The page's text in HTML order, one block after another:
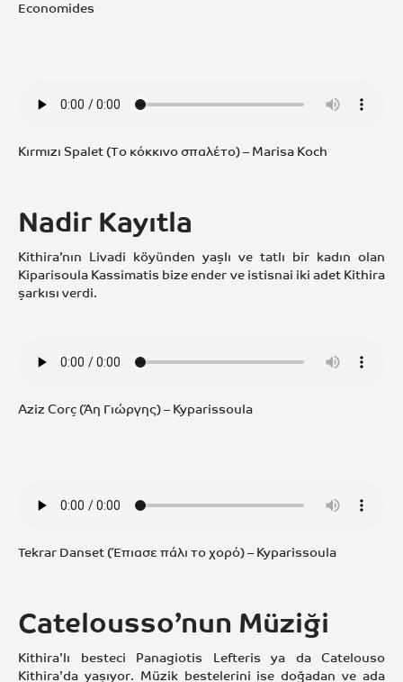
Economides
Kırmızı Spalet (Το κόκκινο σπαλέτο) – Marisa Koch
Nadir Kayıtla
Kithira’nın Livadi köyünden yaşlı ve tatlı bir kadın olan
Kiparisoula Kassimatis bize ender ve istisnai iki adet Kithira
şarkısı verdi.
Aziz Corç (Άη Γιώργης) – Kyparissoula
Tekrar Danset (Έπιασε πάλι το χορό) – Kyparissoula
Catelousso’nun Müziği
Kithira’lı besteci Panagiotis Lefteris ya da Catelouso
Kithira’da yaşıyor. Müzik bestelerini ise doğadan ve ada